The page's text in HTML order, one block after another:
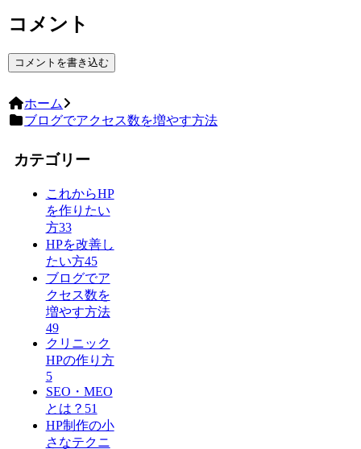
コメント
コメントを書き込む
ホーム
ブログでアクセス数を増やす方法
カテゴリー
これからHP
を作りたい
方33
HPを改善し
たい方45
ブログでア
クセス数を
増やす方法
49
クリニック
HPの作り方
5
SEO・MEO
とは？ 51
HP制作の小
さなテクニ